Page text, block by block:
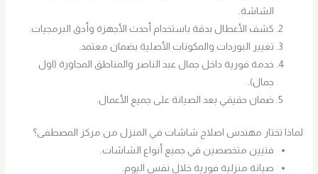
الشاشة.
كشف الأعطال بدقة باستخدام أحدث الأجهزة وأدق البرمجيات.
تغيير البوردات والمكونات الأصلية بضمان معتمد.
خدمة فورية داخل جمال عبد الناصر والمناطق المجاورة (اول
جمال).
ضمان حقيقي بعد الصيانة على جميع الأعمال.
لماذا تختار مهندس اصلاح شاشات في المنزل من مركز المصطفى؟
فنيين متخصصين في جميع أنواع الشاشات.
صيانة منزلية فورية خلال نفس اليوم.